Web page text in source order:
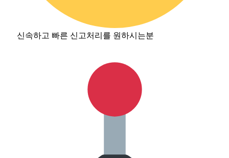
신속하고 빠른 신고처리를 원하시는분